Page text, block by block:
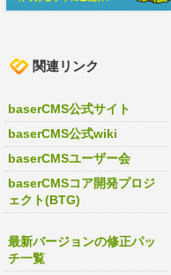
関連リンク
baserCMS公式サイト
baserCMS公式wiki
baserCMSユーザー会
baserCMSコア開発プロジ
ェクト(BTG)
最新バージョンの修正パッ
チ一覧